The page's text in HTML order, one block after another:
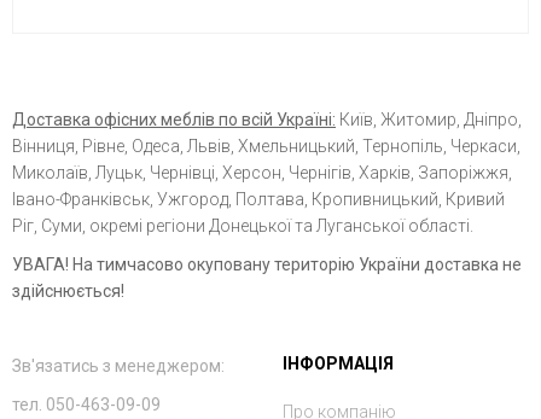
Доставка офісних меблів по всій Україні: Київ, Житомир, Дніпро,
Вінниця, Рівне, Одеса, Львів, Хмельницький, Тернопіль, Черкаси,
Миколаїв, Луцьк, Чернівці, Херсон, Чернігів, Харків, Запоріжжя,
Івано-Франківськ, Ужгород, Полтава, Кропивницький, Кривий
Ріг, Суми, окремі регіони Донецької та Луганської області.
УВАГА! На тимчасово окуповану територію України доставка не
здійснюється!
Зв'язатись з менеджером:
тел. 050-463-09-09
ІНФОРМАЦІЯ
Про компанію